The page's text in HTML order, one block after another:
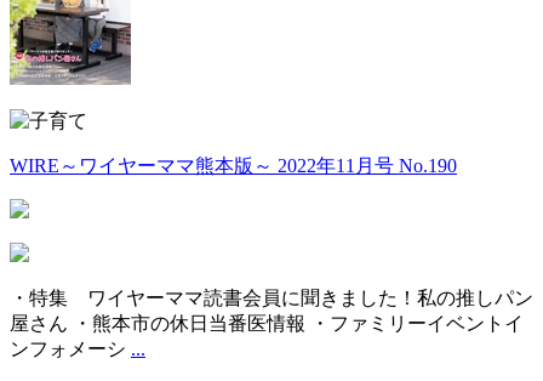
WIRE～ワイヤーママ熊本版～ 2022年11月号 No.190
・特集 ワイヤーママ読書会員に聞きました！私の推しパン
屋さん ・熊本市の休日当番医情報 ・ファミリーイベントイ
ンフォメーシ ...